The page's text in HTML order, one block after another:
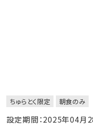
ちゅらとく限定 朝食のみ
設定期間：2025年04